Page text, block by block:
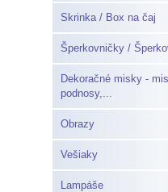
Skrinka / Box na čaj
Šperkovničky /
Dekoračné misky -
podnosy,...
Obrazy
Vešiaky
Lampáše